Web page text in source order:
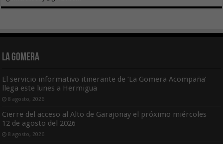
La Gomera
El servicio informativo itinerante de ‘La Gomera Acompaña’
llega este lunes a Hermigua
8 agosto, 2026
Cierre del acceso al Alto de Garajonay el próximo miércoles
12 de agosto del 2026
8 agosto, 2026